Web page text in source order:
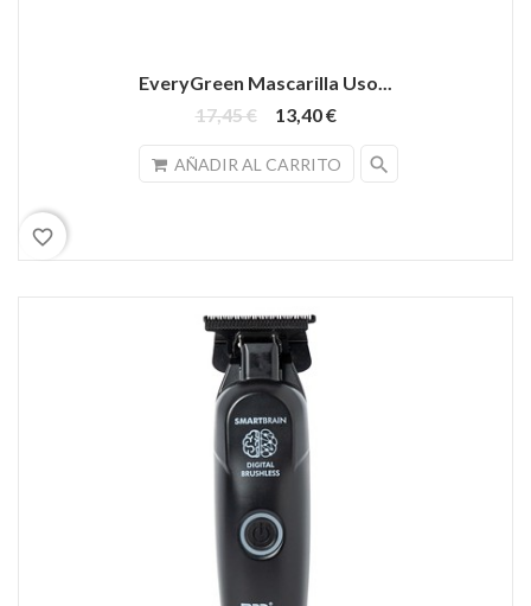
EveryGreen Mascarilla Uso...
17,45 €
13,40 €
AÑADIR AL CARRITO search
favorite_border